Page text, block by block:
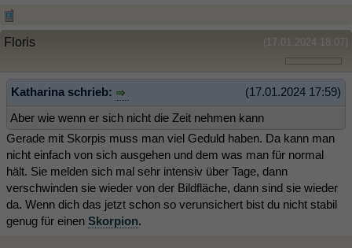
(17.01.2024 18:07)
Floris
(17.01.2024 17:59)
Katharina schrieb:
Aber wie wenn er sich nicht die Zeit nehmen kann
Gerade mit Skorpis muss man viel Geduld haben. Da kann man
nicht einfach von sich ausgehen und dem was man für normal
hält. Sie melden sich mal sehr intensiv über Tage, dann
verschwinden sie wieder von der Bildfläche, dann sind sie wieder
da. Wenn dich das jetzt schon so verunsichert bist du nicht stabil
genug für einen Skorpion.